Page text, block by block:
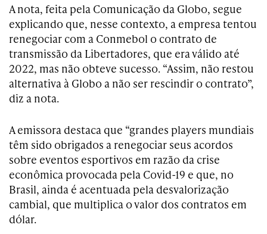
A nota, feita pela Comunicação da Globo, segue
explicando que, nesse contexto, a empresa tentou
renegociar com a Conmebol o contrato de
transmissão da Libertadores, que era válido até
2022, mas não obteve sucesso. “Assim, não restou
alternativa à Globo a não ser rescindir o contrato”,
diz a nota.
A emissora destaca que “grandes players mundiais
têm sido obrigados a renegociar seus acordos
sobre eventos esportivos em razão da crise
econômica provocada pela Covid-19 e que, no
Brasil, ainda é acentuada pela desvalorização
cambial, que multiplica o valor dos contratos em
dólar.